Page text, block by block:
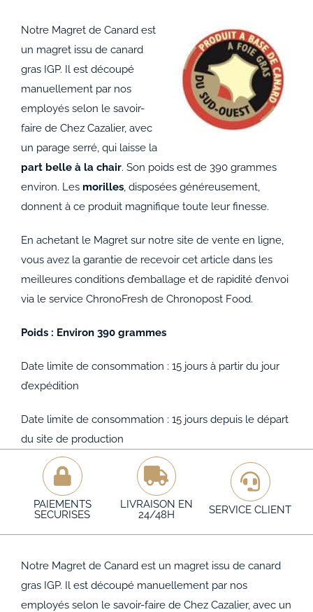
Notre Magret de Canard est
un magret issu de canard
gras IGP. Il est découpé
manuellement par nos
employés selon le savoir-
faire de Chez Cazalier, avec
un parage serré, qui laisse la
part belle à la chair. Son poids est de 390 grammes
environ. Les morilles, disposées généreusement,
donnent à ce produit magnifique toute leur finesse.
En achetant le Magret sur notre site de vente en ligne,
vous avez la garantie de recevoir cet article dans les
meilleures conditions d’emballage et de rapidité d’envoi
via le service ChronoFresh de Chronopost Food.
Poids : Environ 390 grammes
Date limite de consommation : 15 jours à partir du jour
d’expédition
Date limite de consommation : 15 jours depuis le départ
du site de production
PAIEMENTS
SECURISES
LIVRAISON EN
24/48H
SERVICE CLIENT
Notre Magret de Canard est un magret issu de canard
gras IGP. Il est découpé manuellement par nos
employés selon le savoir-faire de Chez Cazalier, avec un